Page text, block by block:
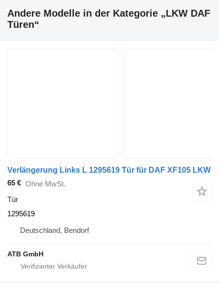
Andere Modelle in der Kategorie „LKW DAF
Türen“
Verlängerung Links L 1295619 Tür für DAF XF105 LKW
65 € Ohne MwSt.
Tür
1295619
Deutschland, Bendorf
ATB GmbH